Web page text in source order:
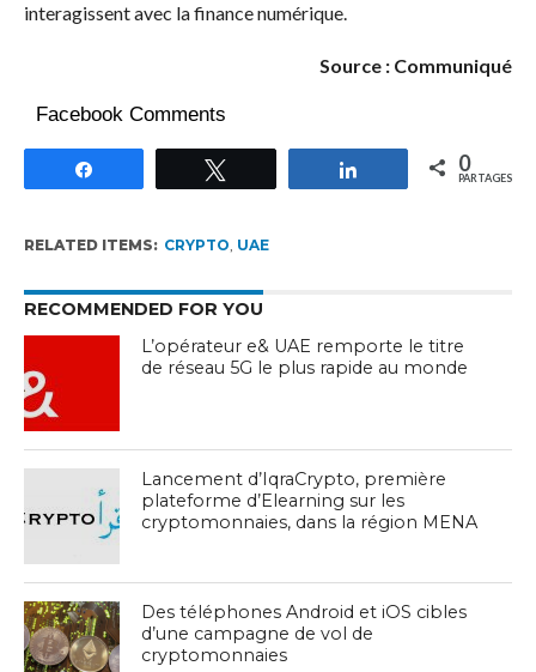
interagissent avec la finance numérique.
Source : Communiqué
Facebook Comments
Partagez 0
PARTAGES
RELATED ITEMS: CRYPTO, UAE
RECOMMENDED FOR YOU
L’opérateur e& UAE remporte le titre
de réseau 5G le plus rapide au monde
Lancement d’IqraCrypto, première
plateforme d’Elearning sur les
cryptomonnaies, dans la région MENA
Des téléphones Android et iOS cibles
d’une campagne de vol de
cryptomonnaies